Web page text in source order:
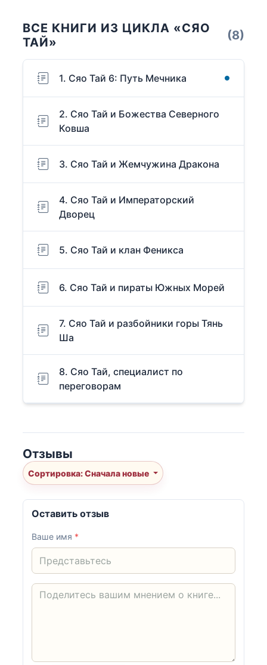
ВСЕ КНИГИ ИЗ ЦИКЛА «СЯО
ТАЙ»
(8)
1. Сяо Тай 6: Путь Мечника
2. Сяо Тай и Божества Северного
Ковша
3. Сяо Тай и Жемчужина Дракона
4. Сяо Тай и Императорский
Дворец
5. Сяо Тай и клан Феникса
6. Сяо Тай и пираты Южных Морей
7. Сяо Тай и разбойники горы Тянь
Ша
8. Сяо Тай, специалист по
переговорам
Отзывы
Сортировка: Сначала новые
Оставить отзыв
Ваше имя *